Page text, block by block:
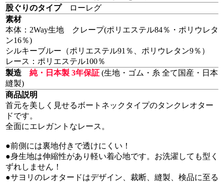
股ぐりのタイプローレグ
素材
本体：2Way生地 クレープ(ポリエステル84％・ポリウレタ
ン16％)
シルキーブルー（ポリエステル91％、ポリウレタン9％）
レース：ポリエステル100％
製造純・日本製 3年保証(生地・ゴム・糸 全て国産・日本
縫製)
商品説明
首元を美しく見せるボートネックタイプのタンクレオター
ドです。
全面にエレガントなレース。
●前側には裏地付きで透けにくい！
●身生地は伸縮性があり軽い着心地です。お洗濯しても型く
ずれしません！
●サヨリのレオタードはデザイン、裁断、縫製、検品に至る